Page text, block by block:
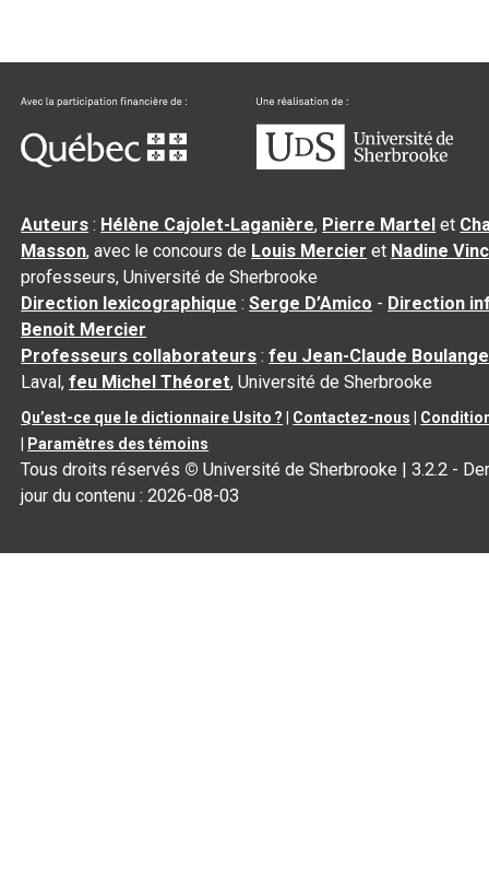
Auteurs : Hélène Cajolet-Laganière, Pierre Martel et
Masson, avec le concours de Louis Mercier et Nadine
professeurs, Université de Sherbrooke
Direction lexicographique :Serge D’Amico - Direction
Benoit Mercier
Professeurs collaborateurs :feu Jean-Claude
Laval,feu Michel Théoret, Université de Sherbrooke
Qu’est-ce que le dictionnaire Usito ? Contactez-nous
Paramètres des témoins
Tous droits réservés © Université de Sherbrooke |3.2.2 -
jour du contenu :2026-08-03